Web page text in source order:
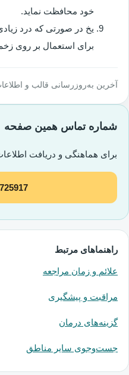
خود محافظت نماید.
یخ در صورتی که درد
برای استعمال بر روی
آخرین به‌روزرسانی قالب و اطلاعات صفحه:
شماره تماس همین صفحه
برای هماهنگی و دریافت
راهنماهای مرتبط
علائم و زمان مراجعه
مراقبت و پیشگیری
گزینه‌های درمان
جست‌وجوی سایر مناطق